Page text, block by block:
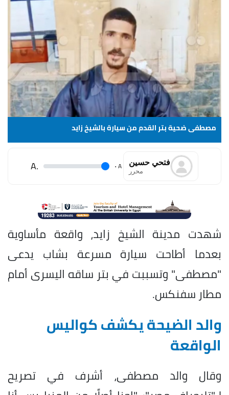
مصطفى ضحية بتر القدم من سيارة بالشيخ زايد
فتحي حسين
محرر A
.
.A
شهدت مدينة الشيخ زايد، واقعة مأساوية
بعدما أطاحت سيارة مسرعة بشاب يدعى
"مصطفى" وتسببت في بتر ساقه اليسرى أمام
مطار سفنكس.
والد الضيحة يكشف كواليس
الواقعة
وقال والد مصطفى، أشرف في تصريح